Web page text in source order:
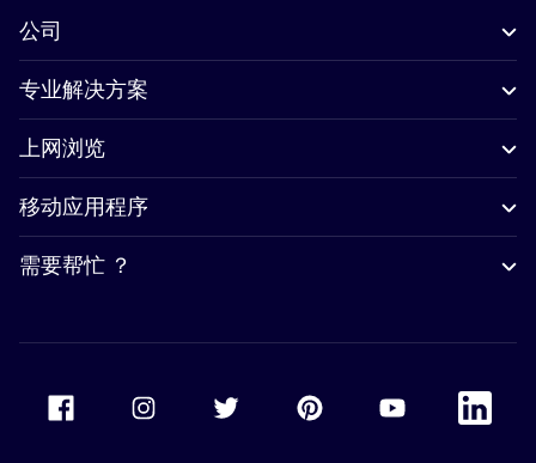
公司
专业解决方案
上网浏览
移动应用程序
需要帮忙 ？
Accor Youtube
Accor